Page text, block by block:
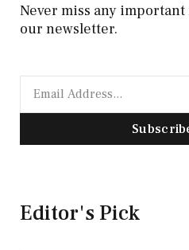
Never miss any
our newsletter.
Editor's Pick